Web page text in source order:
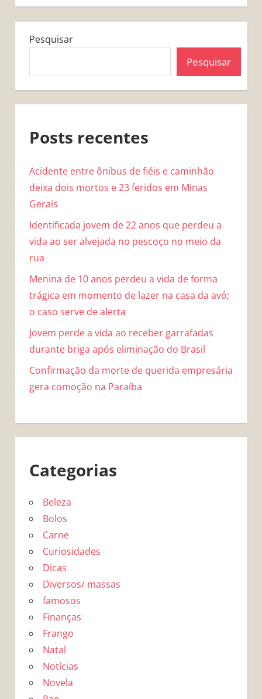
Pesquisar
Pesquisar
Posts recentes
Acidente entre ônibus de fiéis e caminhão
deixa dois mortos e 23 feridos em Minas
Gerais
Identificada jovem de 22 anos que perdeu a
vida ao ser alvejada no pescoço no meio da
rua
Menina de 10 anos perdeu a vida de forma
trágica em momento de lazer na casa da avó;
o caso serve de alerta
Jovem perde a vida ao receber garrafadas
durante briga após eliminação do Brasil
Confirmação da morte de querida empresária
gera comoção na Paraíba
Categorias
Beleza
Bolos
Carne
Curiosidades
Dicas
Diversos/ massas
famosos
Finanças
Frango
Natal
Notícias
Novela